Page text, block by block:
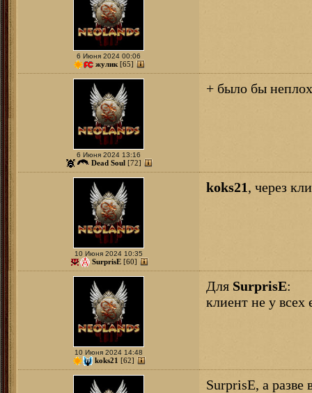
6 Июня 2024 00:06
жулик [65]
6 Июня 2024 13:16
Dead Soul [72]
+ было бы
10 Июня 2024 10:35
SurprisE [60]
koks21, через
10 Июня 2024 14:48
koks21 [62]
Для SurprisE:
клиент не у всех
SurprisE, а разве